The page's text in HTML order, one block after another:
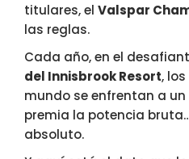
titulares, el Valspar
las reglas.
Cada año, en el
del Innisbrook Resort,
mundo se enfrentan a
premia la potencia
absoluto.